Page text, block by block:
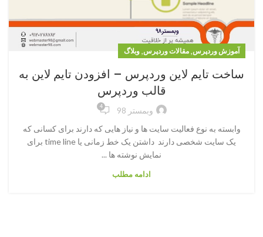
آموزش وردپرس, مقالات وردپرس, وبلاگ
ساخت تایم لاین وردپرس – افزودن تایم لاین به
قالب وردپرس
وبمستر 98 4
وابسته به نوع فعالیت سایت ها و نیاز هایی که دارند برای کسانی که
یک سایت شخصی دارند داشتن یک خط زمانی یا time line برای
نمایش نوشته ها ...
ادامه مطلب